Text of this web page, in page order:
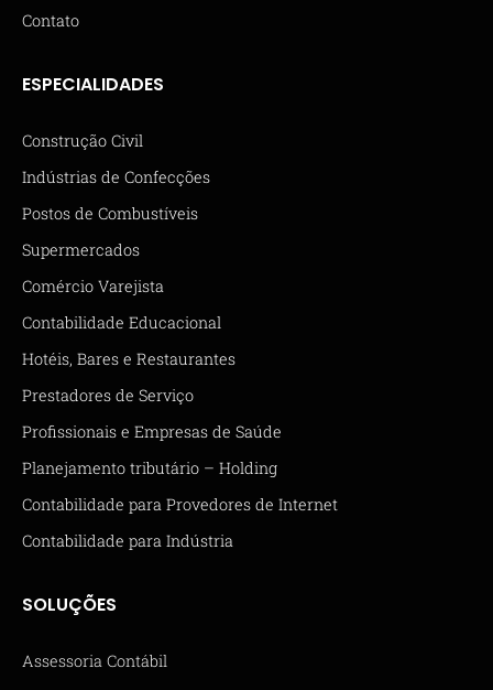
Contato
ESPECIALIDADES
Construção Civil
Indústrias de Confecções
Postos de Combustíveis
Supermercados
Comércio Varejista
Contabilidade Educacional
Hotéis, Bares e Restaurantes
Prestadores de Serviço
Profissionais e Empresas de Saúde
Planejamento tributário – Holding
Contabilidade para Provedores de Internet
Contabilidade para Indústria
SOLUÇÕES
Assessoria Contábil